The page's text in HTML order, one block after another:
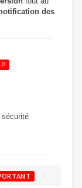
des
sécurité